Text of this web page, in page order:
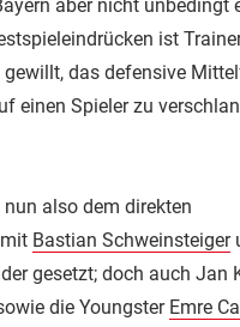
aber nicht unbedingt
ist
das defensive
einen Spieler zu
also dem direkten
Bastian Schweinsteiger
gesetzt; doch auch Jan
die Youngster Emre